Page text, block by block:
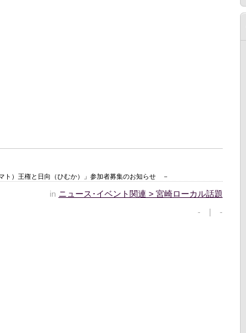
ト）王権と日向（ひむか）」参加者募集のお知らせ －
in ニュース･イベント関連 > 宮崎ローカル話題
- | -